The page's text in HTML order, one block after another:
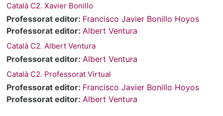
Català C2. Xavier Bonillo
Professorat editor: Francisco Javier Bonillo Hoyos
Professorat editor: Albert Ventura
Català C2. Albert Ventura
Professorat editor: Albert Ventura
Català C2. Professorat Virtual
Professorat editor: Francisco Javier Bonillo Hoyos
Professorat editor: Albert Ventura